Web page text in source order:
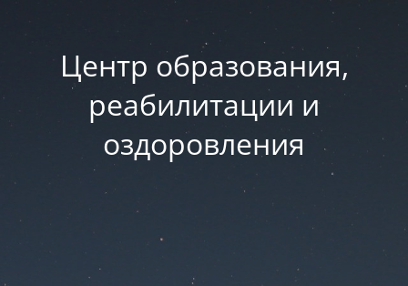
Центр образования,
реабилитации и
оздоровления